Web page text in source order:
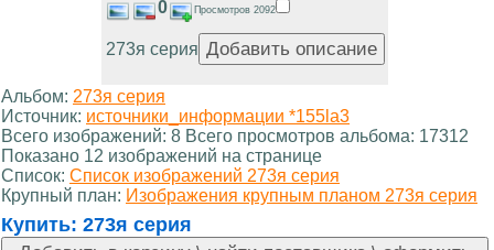
0 Просмотров 2092
273я серия
Альбом: 273я серия
Источник: источники_информации *155la3
Всего изображений: 8 Всего просмотров альбома: 17312
Показано 12 изображений на странице
Список: Список изображений 273я серия
Крупный план: Изображения крупным планом 273я серия
Купить: 273я серия